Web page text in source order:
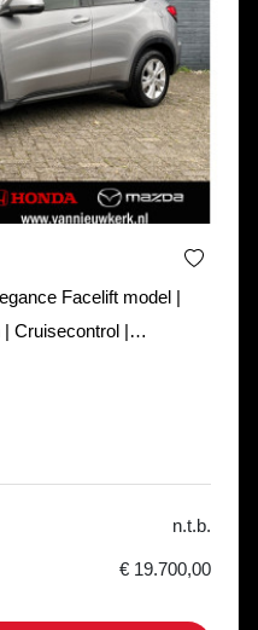
Facelift model |
Cruisecontrol |
n.t.b.
€ 19.700,00